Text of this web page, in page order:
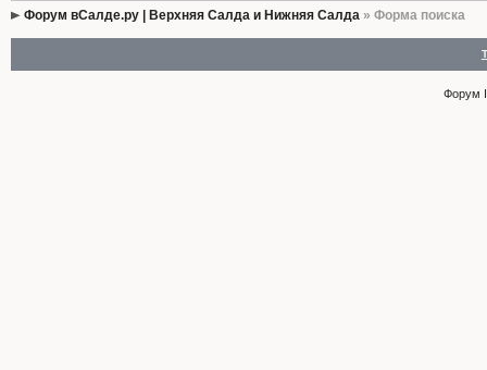
Форум вСалде.ру | Верхняя Салда и Нижняя Салда» Форма поиска
Форум